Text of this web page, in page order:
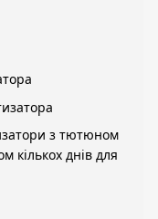
з тютюном
кількох днів для